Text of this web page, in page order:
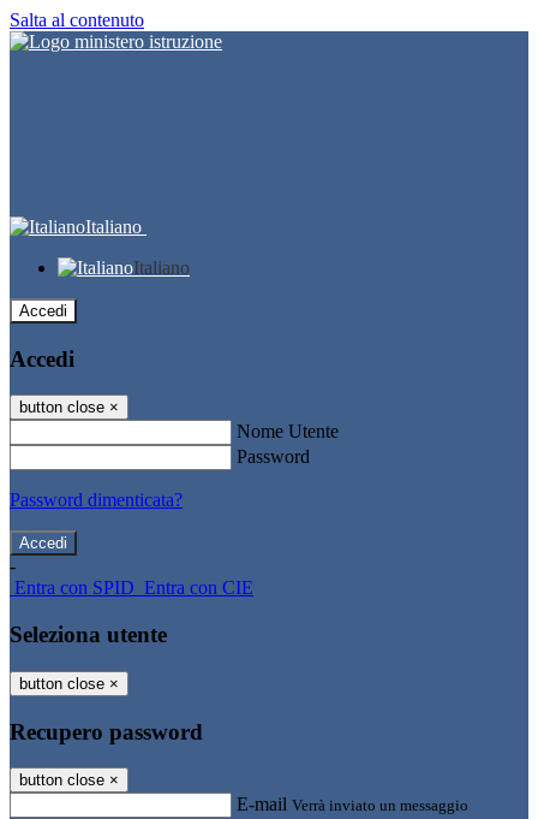
Salta al contenuto
Italiano
Italiano
Accedi
Accedi
button close ×
Nome Utente
Password
Password dimenticata?
-
Entra con SPID Entra con CIE
Seleziona utente
button close ×
Recupero password
button close ×
E-mail Verrà inviato un messaggio